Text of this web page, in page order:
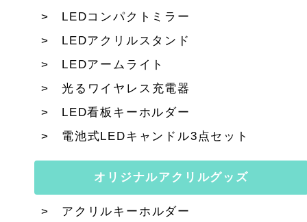
LEDコンパクトミラー
LEDアクリルスタンド
LEDアームライト
光るワイヤレス充電器
LED看板キーホルダー
電池式LEDキャンドル3点セット
オリジナルアクリルグッズ
アクリルキーホルダー